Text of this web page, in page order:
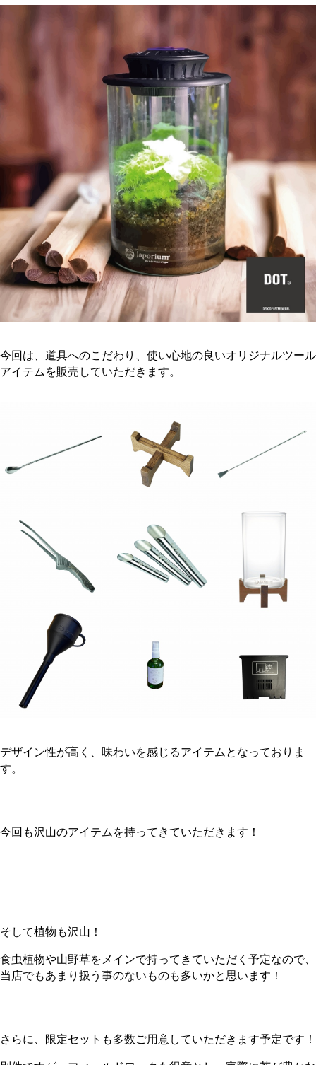
今回は、道具へのこだわり、使い心地の良いオリジナルツール
アイテムを販売していただきます。
デザイン性が高く、味わいを感じるアイテムとなっておりま
す。
今回も沢山のアイテムを持ってきていただきます！
そして植物も沢山！
食虫植物や山野草をメインで持ってきていただく予定なので、
当店でもあまり扱う事のないものも多いかと思います！
さらに、限定セットも多数ご用意していただきます予定です！